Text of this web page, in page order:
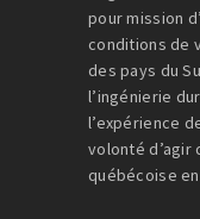
pour mission
conditions de
des pays du
l’ingénierie
l’expérience
volonté d’agir
québécoise